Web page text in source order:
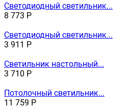
Светодиодный светильник...
8 773 Р
Светодиодный светильник...
3 911 Р
Светильник настольный...
3 710 Р
Потолочный светильник...
11 759 Р